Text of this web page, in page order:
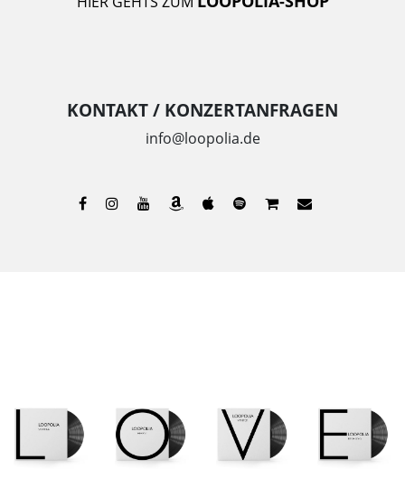
KONTAKT / KONZERTANFRAGEN
info@loopolia.de